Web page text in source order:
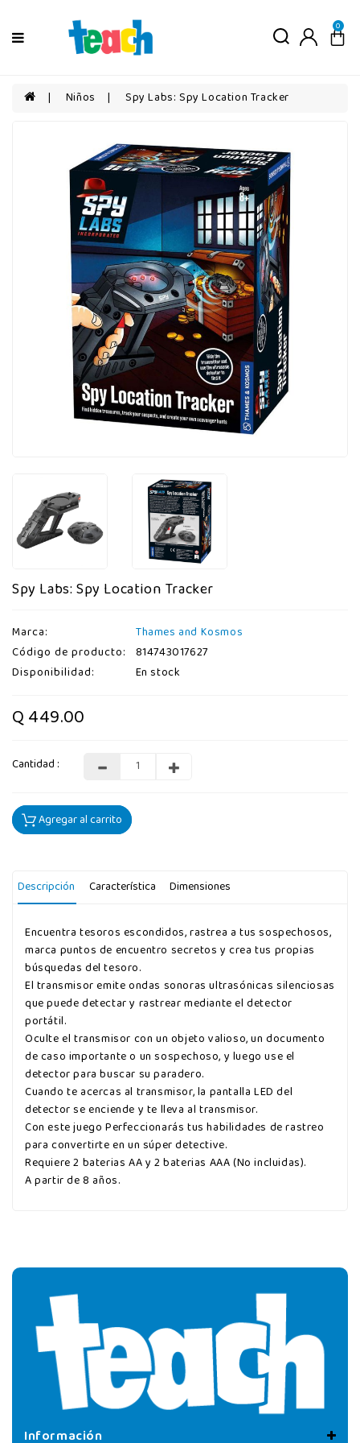
Niñas
categorías
0
Niños Spy Labs: Spy Location Tracker
Spy Labs: Spy Location Tracker
Marca:
Thames and Kosmos
Código de producto:
814743017627
Disponibilidad:
En stock
Q 449.00
Cantidad :
Agregar al carrito
Descripción Característica Dimensiones
Encuentra tesoros escondidos, rastrea a tus sospechosos,
marca puntos de encuentro secretos y crea tus propias
búsquedas del tesoro.
El transmisor emite ondas sonoras ultrasónicas silenciosas
que puede detectar y rastrear mediante el detector
portátil.
Oculte el transmisor con un objeto valioso, un documento
de caso importante o un sospechoso, y luego use el
detector para buscar su paradero.
Cuando te acercas al transmisor, la pantalla LED del
detector se enciende y te lleva al transmisor.
Con este juego Perfeccionarás tus habilidades de rastreo
para convertirte en un súper detective.
Requiere 2 baterias AA y 2 baterias AAA (No incluidas).
A partir de 8 años.
Información